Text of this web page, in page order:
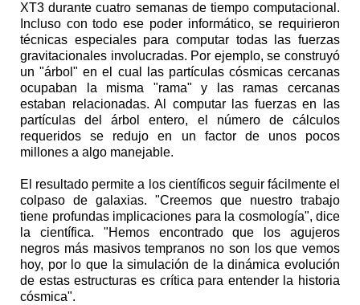
XT3 durante cuatro semanas de tiempo computacional.
Incluso con todo ese poder informático, se requirieron
técnicas especiales para computar todas las fuerzas
gravitacionales involucradas. Por ejemplo, se construyó
un "árbol" en el cual las partículas cósmicas cercanas
ocupaban la misma "rama" y las ramas cercanas
estaban relacionadas. Al computar las fuerzas en las
partículas del árbol entero, el número de cálculos
requeridos se redujo en un factor de unos pocos
millones a algo manejable.
El resultado permite a los científicos seguir fácilmente el
colpaso de galaxias. "Creemos que nuestro trabajo
tiene profundas implicaciones para la cosmología", dice
la científica. "Hemos encontrado que los agujeros
negros más masivos tempranos no son los que vemos
hoy, por lo que la simulación de la dinámica evolución
de estas estructuras es crítica para entender la historia
cósmica".